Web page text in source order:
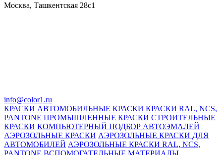
Москва, Ташкентская 28с1
info@color1.ru
КРАСКИ АВТОМОБИЛЬНЫЕ КРАСКИ КРАСКИ RAL, NCS,
PANTONE ПРОМЫШЛЕННЫЕ КРАСКИ СТРОИТЕЛЬНЫЕ
КРАСКИ КОМПЬЮТЕРНЫЙ ПОДБОР АВТОЭМАЛЕЙ
АЭРОЗОЛЬНЫЕ КРАСКИ АЭРОЗОЛЬНЫЕ КРАСКИ ДЛЯ
АВТОМОБИЛЕЙ АЭРОЗОЛЬНЫЕ КРАСКИ RAL, NCS,